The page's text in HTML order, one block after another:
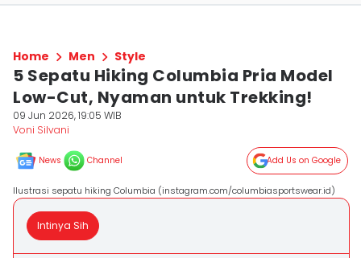
Home Men Style
5 Sepatu Hiking Columbia Pria Model
Low-Cut, Nyaman untuk Trekking!
09 Jun 2026, 19:05 WIB
Voni Silvani
News Channel Add Us on Google
Ilustrasi sepatu hiking Columbia (instagram.com/columbiasportswear.id)
Intinya Sih